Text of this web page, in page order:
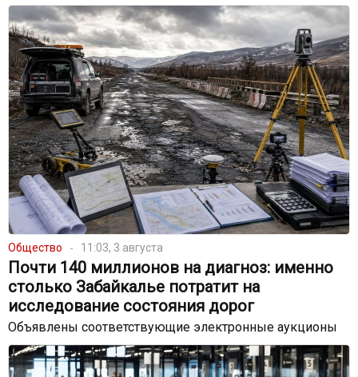
Общество 11:03, 3 августа
Почти 140 миллионов на диагноз: именно
столько Забайкалье потратит на
исследование состояния дорог
Объявлены соответствующие электронные аукционы